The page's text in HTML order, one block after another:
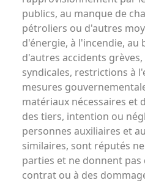
publics, au manque de
pétroliers ou d'autres
d'énergie, à l'incendie, au
d'autres accidents
syndicales, restrictions à
mesures
matériaux nécessaires et
des tiers, intention ou
personnes auxiliaires et
similaires, sont réputés
parties et ne donnent
contrat ou à des